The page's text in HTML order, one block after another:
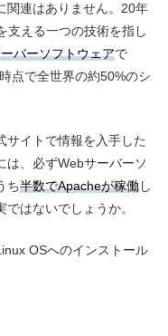
関連はありません。20年
支える一つの技術を指し
バーソフトウェアで
点で全世界の約50%のシ
サイトで情報を入手した
は、必ずWebサーバーソ
ち半数でApacheが稼働し
はないでしょうか。
OSへのインストール